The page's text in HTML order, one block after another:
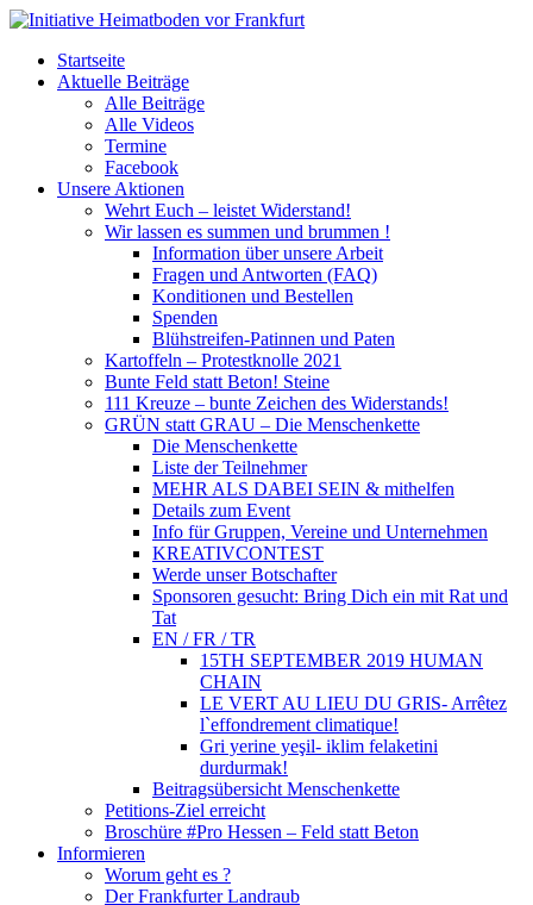
Startseite
Aktuelle Beiträge
Alle Beiträge
Alle Videos
Termine
Facebook
Unsere Aktionen
Wehrt Euch – leistet Widerstand!
Wir lassen es summen und brummen !
Information über unsere Arbeit
Fragen und Antworten (FAQ)
Konditionen und Bestellen
Spenden
Blühstreifen-Patinnen und Paten
Kartoffeln – Protestknolle 2021
Bunte Feld statt Beton! Steine
111 Kreuze – bunte Zeichen des Widerstands!
GRÜN statt GRAU – Die Menschenkette
Die Menschenkette
Liste der Teilnehmer
MEHR ALS DABEI SEIN & mithelfen
Details zum Event
Info für Gruppen, Vereine und Unternehmen
KREATIVCONTEST
Werde unser Botschafter
Sponsoren gesucht: Bring Dich ein mit Rat und
Tat
EN / FR / TR
15TH SEPTEMBER 2019 HUMAN
CHAIN
LE VERT AU LIEU DU GRIS- Arrêtez
l`effondrement climatique!
Gri yerine yeşil- iklim felaketini
durdurmak!
Beitragsübersicht Menschenkette
Petitions-Ziel erreicht
Broschüre #Pro Hessen – Feld statt Beton
Informieren
Worum geht es ?
Der Frankfurter Landraub